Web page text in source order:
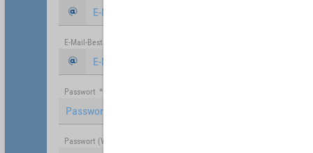
E-Mail-Bestätigung
Passwort *
Passwort (Wiederholung)